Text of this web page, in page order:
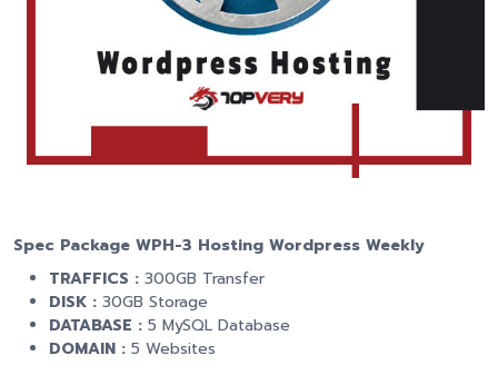
Spec Package WPH-3 Hosting Wordpress Weekly
TRAFFICS : 300GB Transfer
DISK : 30GB Storage
DATABASE : 5 MySQL Database
DOMAIN : 5 Websites